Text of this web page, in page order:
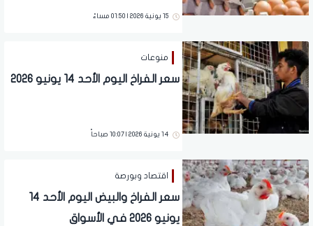
15 يونية 2026 | 01:50 مساءً
منوعات
سعر الفراخ اليوم الأحد 14 يونيو 2026
14 يونية 2026 | 10:07 صباحاً
اقتصاد وبورصة
سعر الفراخ والبيض اليوم الأحد 14
يونيو 2026 في الأسواق